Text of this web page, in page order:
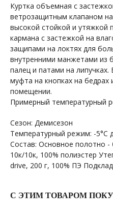
Куртка объемная с
ветрозащитным клапаном
высокой стойкой и утяжкой
кармана с застежкой на
защипами на локтях для
внутренними манжетами из
палец и патами на
муфта на кнопках на бедрах
помещении.
Примерный температурный
Сезон: Демисезон
Температурный режим: -5°С
Состав: Основное полотно
10к/10к, 100% полиэстер
drive, 200 г, 100% ПЭ
С ЭТИМ ТОВАРОМ